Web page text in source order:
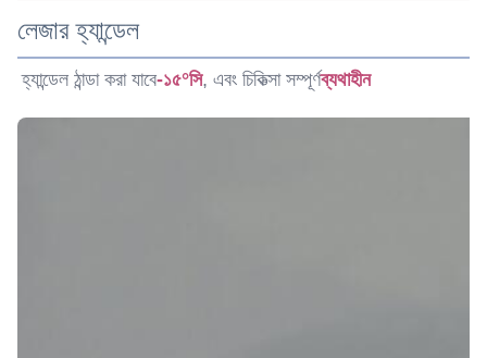
লেজার হ্যান্ডেল
হ্যান্ডেল ঠান্ডা করা যাবে-১৫°সি, এবং চিকিত্সা সম্পূর্ণব্যথাহীন